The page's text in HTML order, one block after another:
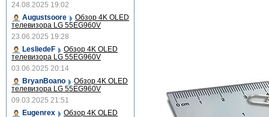
24.08.2025 19:02
Augustsoore
Обзор 4K OLED
телевизора LG 55EG960V
23.06.2025 19:28
LesliedeF
Обзор 4K OLED
телевизора LG 55EG960V
03.06.2025 20:14
BryanBoano
Обзор 4K OLED
телевизора LG 55EG960V
09.03.2025 21:51
Eugenrex
Обзор 4K OLED